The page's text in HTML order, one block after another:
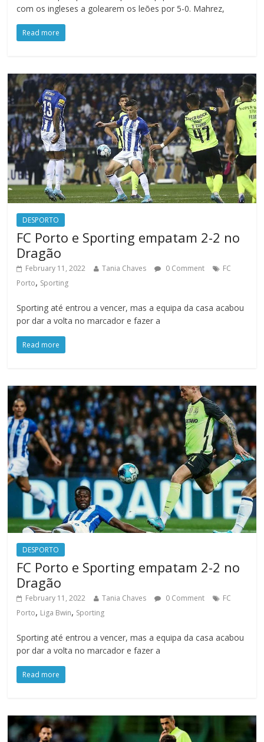
com os ingleses a golearem os leões por 5-0. Mahrez,
Read more
DESPORTO
FC Porto e Sporting empatam 2-2 no
Dragão
February 11, 2022 Tania Chaves 0 Comment
FC
Porto, Sporting
Sporting até entrou a vencer, mas a equipa da casa acabou
por dar a volta no marcador e fazer a
Read more
DESPORTO
FC Porto e Sporting empatam 2-2 no
Dragão
February 11, 2022 Tania Chaves 0 Comment
FC
Porto, Liga Bwin, Sporting
Sporting até entrou a vencer, mas a equipa da casa acabou
por dar a volta no marcador e fazer a
Read more